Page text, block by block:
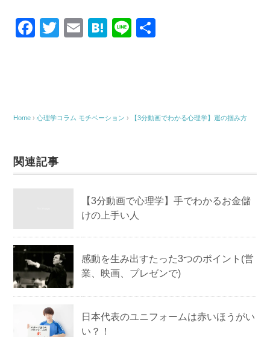
F
o
k
T
E
H
Li
Home ›心理学コラム モチベーション › 【3分動画でわかる心理学】 運の掴み方
関連記事
【3分動画で心理学】手でわかるお金儲
けの上手い人
感動を生み出すたった3つのポイント(営
業、映画、プレゼンで)
日本代表のユニフォームは赤いほうがい
い？！